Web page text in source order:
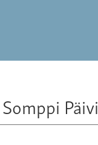
Somppi Päivi